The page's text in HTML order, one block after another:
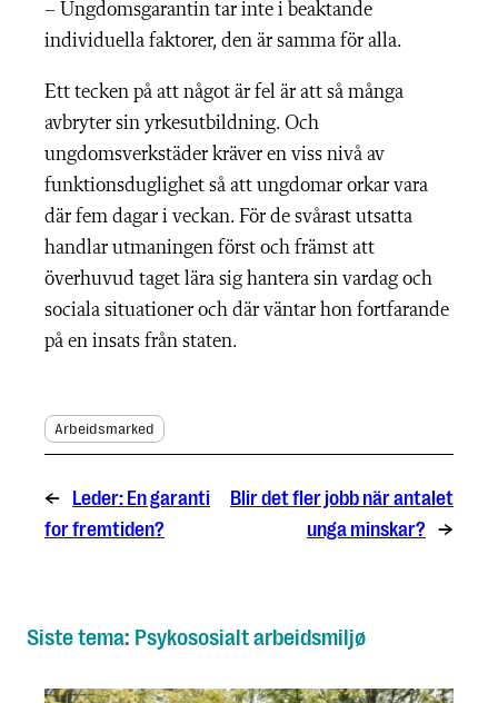
– Ungdomsgarantin tar inte i beaktande
individuella faktorer, den är samma för alla.
Ett tecken på att något är fel är att så många
avbryter sin yrkesutbildning. Och
ungdomsverkstäder kräver en viss nivå av
funktionsduglighet så att ungdomar orkar vara
där fem dagar i veckan. För de svårast utsatta
handlar utmaningen först och främst att
överhuvud taget lära sig hantera sin vardag och
sociala situationer och där väntar hon fortfarande
på en insats från staten.
Arbeidsmarked
←
Leder: En garanti
for fremtiden?
Blir det fler jobb när antalet
unga minskar? →
Siste tema: Psykososialt arbeidsmiljø